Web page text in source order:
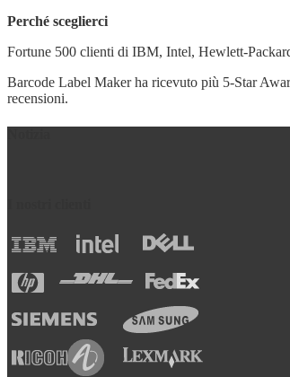
Perché sceglierci
Fortune 500 clienti di IBM, Intel, Hewlett-
Barcode Label Maker ha ricevuto più 5-Star
recensioni.